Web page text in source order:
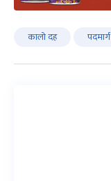
कालो दह पदमार्ग